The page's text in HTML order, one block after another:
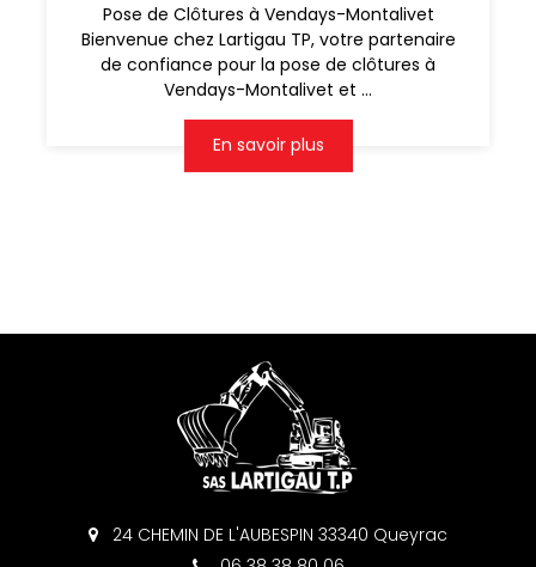
Pose de Clôtures à Vendays-Montalivet
Bienvenue chez Lartigau TP, votre partenaire
de confiance pour la pose de clôtures à
Vendays-Montalivet et ...
En savoir plus
24 CHEMIN DE L'AUBESPIN 33340 Queyrac